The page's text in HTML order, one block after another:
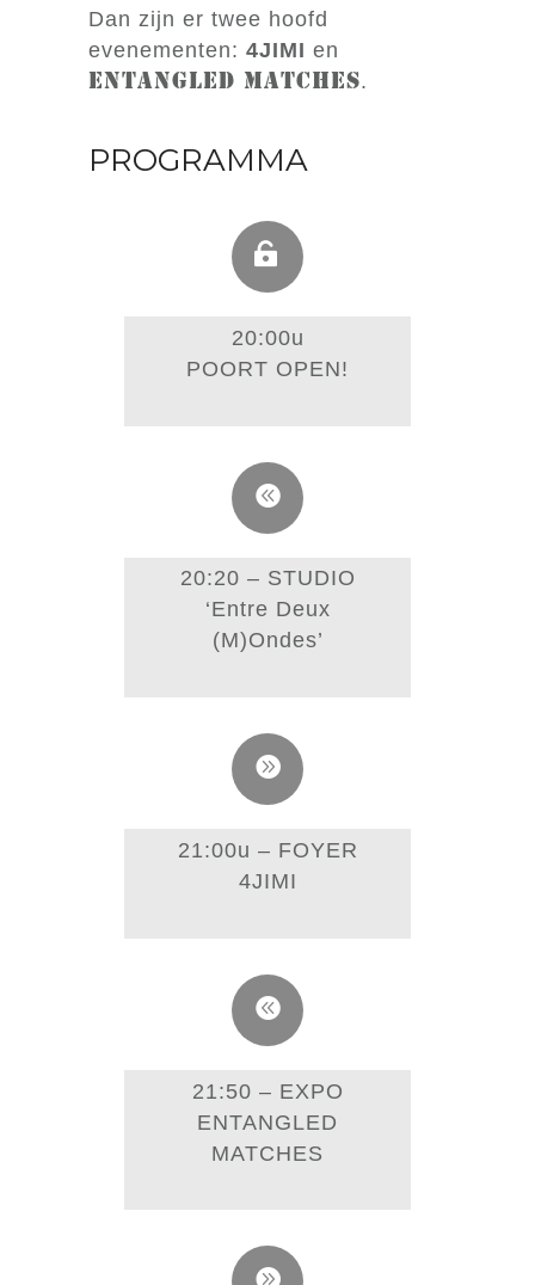
Dan zijn er twee hoofd
evenementen: 4JIMI en
ENTANGLED MATCHES.
PROGRAMMA
20:00u
POORT OPEN!
20:20 – STUDIO
‘Entre Deux
(M)Ondes’
21:00u – FOYER
4JIMI
21:50 – EXPO
ENTANGLED
MATCHES